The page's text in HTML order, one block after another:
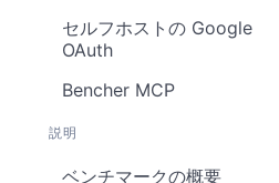
セルフホストの Google
OAuth
Bencher MCP
説明
ベンチマークの概要